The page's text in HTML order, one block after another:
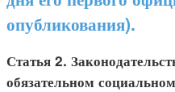
опубликования).
Статья 2.
обязательном